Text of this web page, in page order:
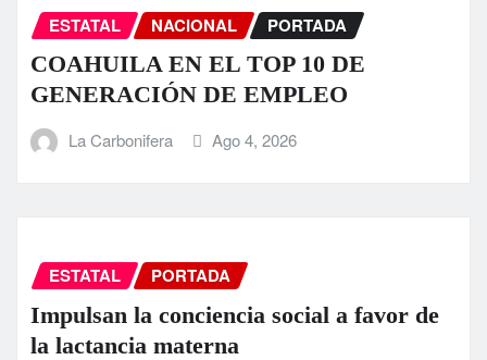
ESTATAL NACIONAL PORTADA
COAHUILA EN EL TOP 10 DE
GENERACIÓN DE EMPLEO
La Carbonifera Ago 4, 2026
ESTATAL PORTADA
Impulsan la conciencia social a favor de
la lactancia materna